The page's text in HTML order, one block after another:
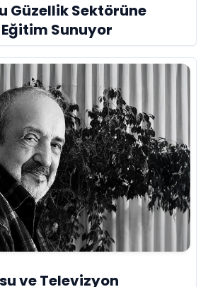
Güzellik Sektörüne
Sunuyor
ve Televizyon